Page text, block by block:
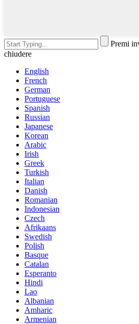
Premi
chiudere
English
French
German
Portuguese
Spanish
Russian
Japanese
Korean
Arabic
Irish
Greek
Turkish
Italian
Danish
Romanian
Indonesian
Czech
Afrikaans
Swedish
Polish
Basque
Catalan
Esperanto
Hindi
Lao
Albanian
Amharic
Armenian